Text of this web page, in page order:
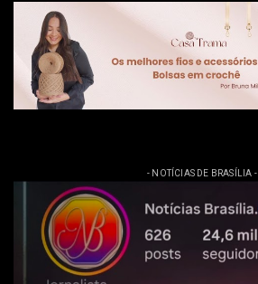
- NOTÍCIAS DE BRASÍLIA -